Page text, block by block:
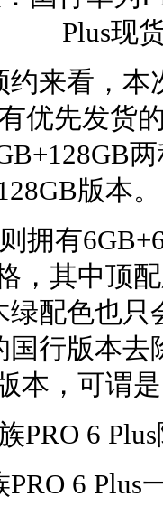
来看，
优先发货
版本。
拥有
，其中顶
配色也只
行版本去
本，可谓
PRO 6
6